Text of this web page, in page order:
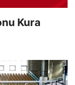
Kura